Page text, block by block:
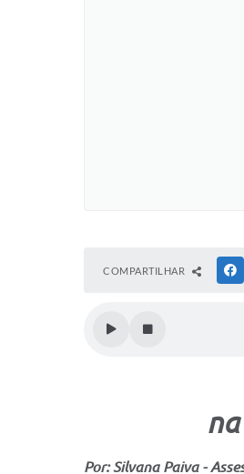
COMPARTILHAR
Por: Silvana Paiva -